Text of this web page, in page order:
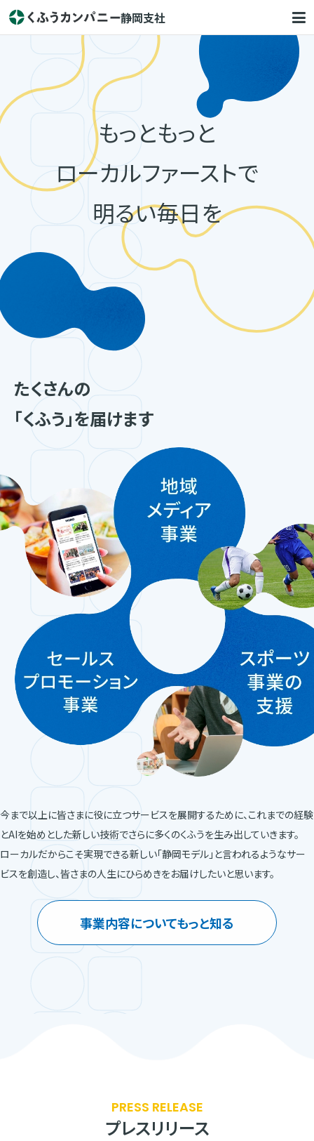
静岡支社
もっともっと
ローカルファーストで
明るい毎日を
たくさんの
「くふう」を届けます
今まで以上に皆さまに役に立つサービスを展開するために、これまでの経験
とAIを始めとした新しい技術でさらに多くのくふうを生み出していきます。
ローカルだからこそ実現できる新しい「静岡モデル」と言われるようなサー
ビスを創造し、皆さまの人生にひらめきをお届けしたいと思います。
事業内容についてもっと知る
PRESS RELEASE
プレスリリース